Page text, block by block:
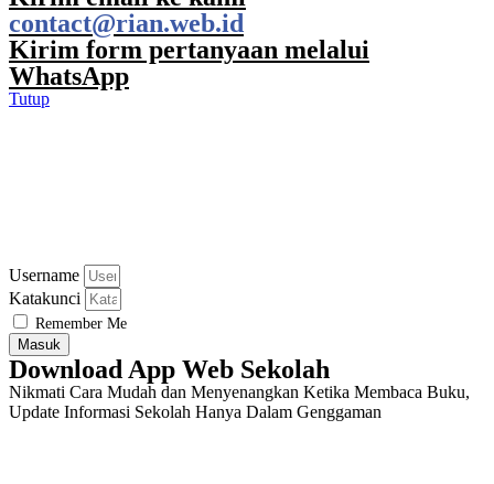
contact@rian.web.id
Kirim form pertanyaan melalui
WhatsApp
Tutup
Username
Katakunci
Remember Me
Masuk
Download App Web Sekolah
Nikmati Cara Mudah dan Menyenangkan Ketika Membaca Buku,
Update Informasi Sekolah Hanya Dalam Genggaman